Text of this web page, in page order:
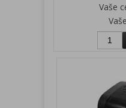
Vaše